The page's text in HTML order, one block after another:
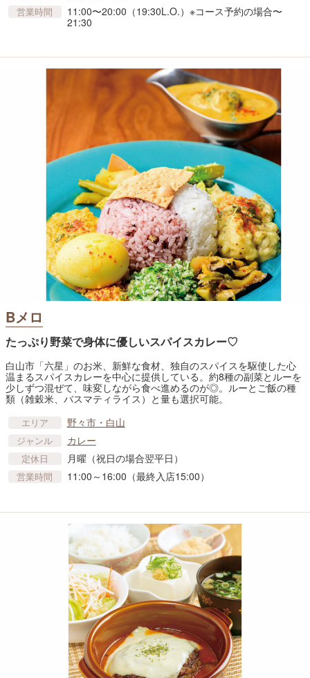
営業時間
11:00〜20:00（19:30L.O.）※コース予約の場合〜
21:30
Bメロ
たっぷり野菜で身体に優しいスパイスカレー♡
白山市「六星」のお米、新鮮な食材、独自のスパイスを駆使した心
温まるスパイスカレーを中心に提供している。約8種の副菜とルーを
少しずつ混ぜて、味変しながら食べ進めるのが◎。ルーとご飯の種
類（雑穀米、バスマティライス）と量も選択可能。
エリア 野々市・白山
ジャンル カレー
定休日 月曜（祝日の場合翌平日）
営業時間 11:00～16:00（最終入店15:00）